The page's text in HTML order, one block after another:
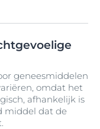
geneesmiddelen
omdat het
afhankelijk is
middel dat de